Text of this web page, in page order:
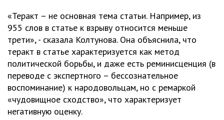
«Теракт – не основная тема статьи. Например, из
955 слов в статье к взрыву относится меньше
трети», - сказала Колтунова. Она объяснила, что
теракт в статье характеризуется как метод
политической борьбы, и даже есть реминисценция (в
переводе с экспертного – бессознательное
воспоминание) к народовольцам, но с ремаркой
«чудовищное сходство», что характеризует
негативную оценку.